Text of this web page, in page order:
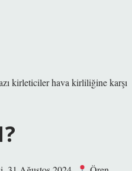
kirleticiler hava kirliliğine karşı